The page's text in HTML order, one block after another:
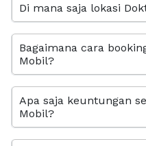
Di mana saja lokasi
Bagaimana cara
Mobil?
Apa saja keuntungan
Mobil?